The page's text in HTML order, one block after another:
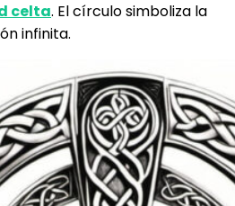
celta. El círculo simboliza la
infinita.